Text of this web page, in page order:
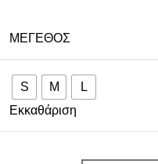
ΜΈΓΕΘΟΣ
S M
L
Εκκαθάριση